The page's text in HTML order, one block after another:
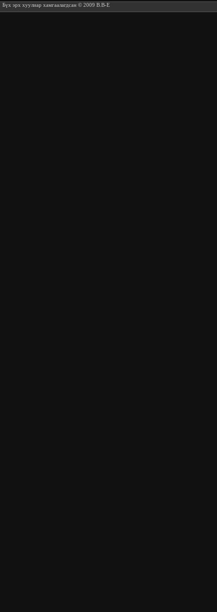
Бүх эрх хуулиар хамгаалагдсан © 2009 B.B-E